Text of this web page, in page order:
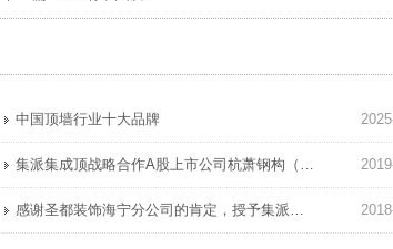
中国顶墙行业十大品牌
集派集成顶战略合作A股上市公司杭萧钢构（600477）集派全屋定制顶墙展厅完工!
感谢圣都装饰海宁分公司的肯定，授予集派集成顶“优秀材料商”奖!项祝圣都海宁业绩长虹蓬勃发展!